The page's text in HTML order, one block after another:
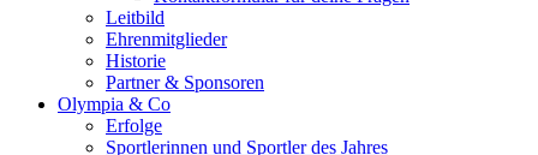
Leitbild
Ehrenmitglieder
Historie
Partner & Sponsoren
Olympia & Co
Erfolge
Sportlerinnen und Sportler des Jahres